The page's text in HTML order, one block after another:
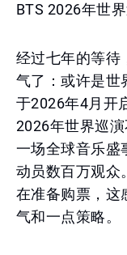
BTS 2026年世
经过七年的等待
气了：或许是世
于2026年4月开
2026年世界巡
一场全球音乐盛
动员数百万观众
在准备购票，这
气和一点策略。